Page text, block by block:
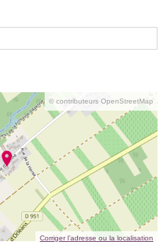
© contributeurs OpenStreetMap
Corriger l’adresse ou la localisation